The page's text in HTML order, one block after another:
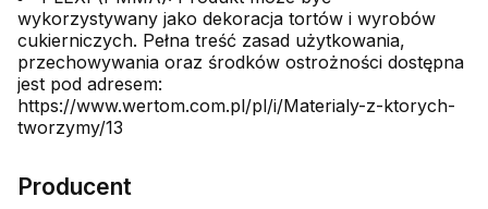
wykorzystywany jako dekoracja tortów i wyrobów
cukierniczych. Pełna treść zasad użytkowania,
przechowywania oraz środków ostrożności dostępna
jest pod adresem:
https://www.wertom.com.pl/pl/i/Materialy-z-ktorych-
tworzymy/13
Producent